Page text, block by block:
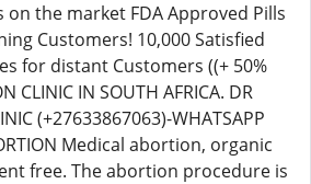
on the market FDA Approved Pills
Customers! 10,000 Satisfied
for distant Customers ((+ 50%
CLINIC IN SOUTH AFRICA. DR
(+27633867063)-WHATSAPP
Medical abortion, organic
free. The abortion procedure is